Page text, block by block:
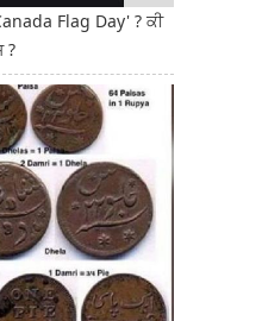
Flag Day' ? ਕੀ
?